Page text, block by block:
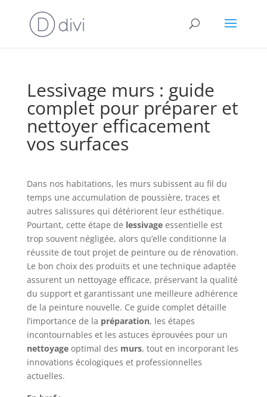
Lessivage murs : guide
complet pour préparer et
nettoyer efficacement
vos surfaces
Dans nos habitations, les murs subissent au fil du
temps une accumulation de poussière, traces et
autres salissures qui détériorent leur esthétique.
Pourtant, cette étape de lessivageessentielle est
trop souvent négligée, alors qu’elle conditionne la
réussite de tout projet de peinture ou de rénovation.
Le bon choix des produits et une technique adaptée
assurent un nettoyage efficace, préservant la qualité
du support et garantissant une meilleure adhérence
de la peinture nouvelle. Ce guide complet détaille
l’importance de la préparation, les étapes
incontournables et les astuces éprouvées pour un
nettoyageoptimal des murs, tout en incorporant les
innovations écologiques et professionnelles
actuelles.